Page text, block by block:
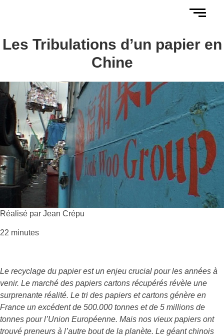
Les Tribulations d’un papier en
Chine
Réalisé par Jean Crépu
22 minutes
Le recyclage du papier est un enjeu crucial pour les années à
venir. Le marché des papiers cartons récupérés révèle une
surprenante réalité. Le tri des papiers et cartons génère en
France un excédent de 500.000 tonnes et de 5 millions de
tonnes pour l’Union Européenne. Mais nos vieux papiers ont
trouvé preneurs à l’autre bout de la planète. Le géant chinois